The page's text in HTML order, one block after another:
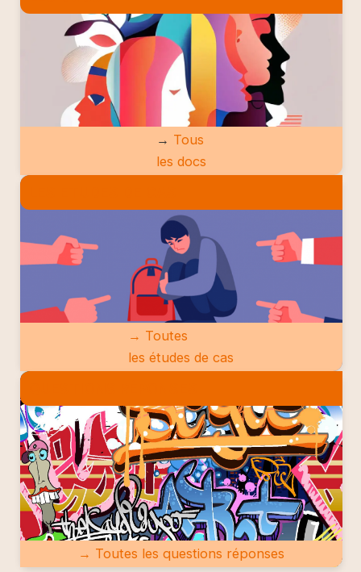
→ Tous
les docs
→ Toutes
les études de cas
→ Toutes les questions réponses